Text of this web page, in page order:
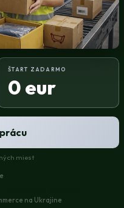
ŠTART ZADARMO
0 eur
miest
na Ukrajine